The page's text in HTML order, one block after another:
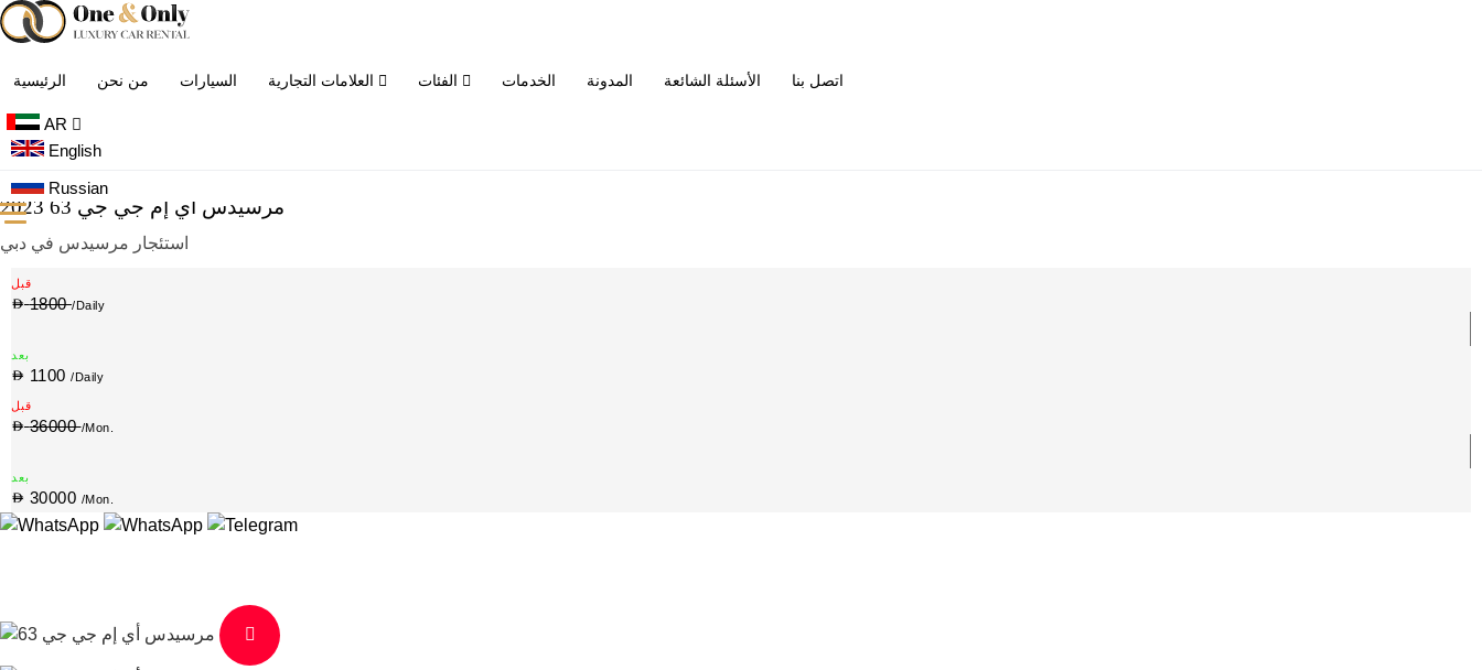
الرئيسية من نحن السيارات الخدمات المدونة الأسئلة الشائعة اتصل بنا
AR
English
Russian
مرسيدس أي إم جي جي 63
2023 مرسيدس أي إم جي جي 63
استئجار مرسيدس في دبي
قبل
1800/Daily
بعد
1100 /Daily
قبل
36000/Mon.
بعد
30000 /Mon.